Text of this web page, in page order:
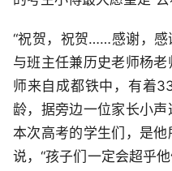
“祝贺，祝贺……感谢，
与班主任兼历史老师杨
师来自成都铁中，有着
龄，据旁边一位家长小
本次高考的学生们，是
说，“孩子们一定会超乎